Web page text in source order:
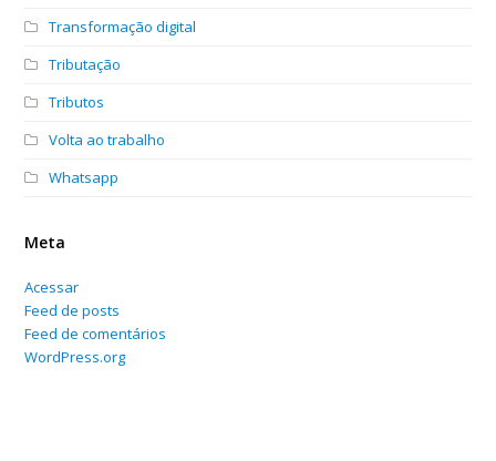
Transformação digital
Tributação
Tributos
Volta ao trabalho
Whatsapp
Meta
Acessar
Feed de posts
Feed de comentários
WordPress.org